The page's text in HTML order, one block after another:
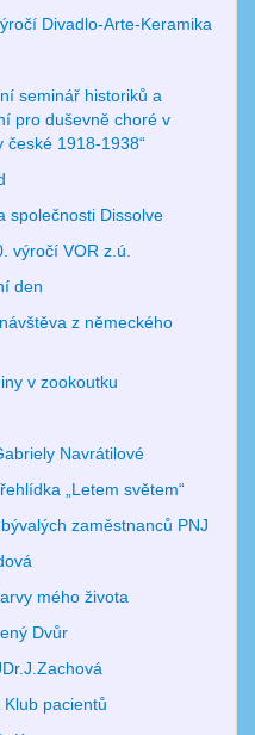
Divadlo-Arte-Keramika
seminář historiků a
pro duševně choré v
české 1918-1938“
společnosti Dissolve
výročí VOR z.ú.
den
z německého
v zookoutku
Navrátilové
„Letem světem“
zaměstnanců PNJ
mého života
Dvůr
pacientů